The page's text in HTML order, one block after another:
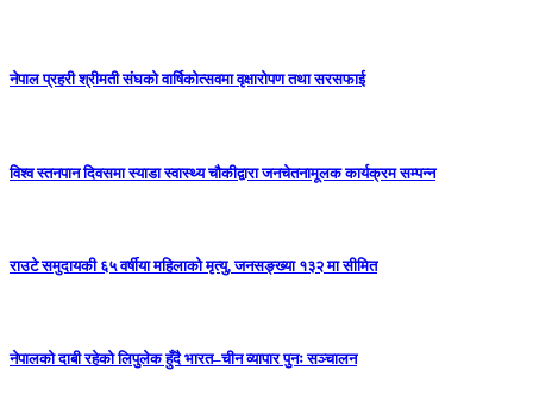
नेपाल प्रहरी श्रीमती संघको वार्षिकोत्सवमा वृक्षारोपण तथा सरसफाई
विश्व स्तनपान दिवसमा स्याडा स्वास्थ्य चौकीद्वारा जनचेतनामूलक कार्यक्रम सम्पन्न
राउटे समुदायकी ६५ वर्षीया महिलाको मृत्यु, जनसङ्ख्या १३२ मा सीमित
नेपालको दाबी रहेको लिपुलेक हुँदै भारत–चीन व्यापार पुनः सञ्चालन